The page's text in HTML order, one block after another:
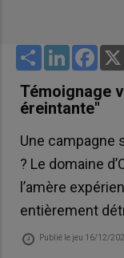
Share LinkedIn
Témoignage
éreintante"
Une campagne
? Le domaine
l’amère
entièrement
Publié le jeu 16/12/